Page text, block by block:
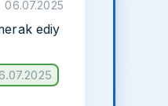
06.07.2025
ediy